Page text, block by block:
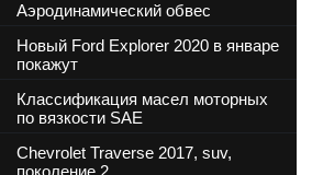
Аэродинамический обвес
Новый Ford Explorer 2020 в январе
покажут
Классификация масел моторных
по вязкости SAE
Chevrolet Traverse 2017, suv,
поколение 2